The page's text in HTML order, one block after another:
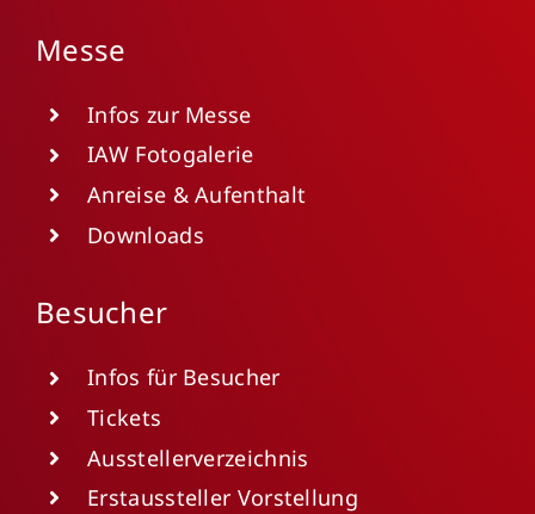
Messe
Infos zur Messe
IAW Fotogalerie
Anreise & Aufenthalt
Downloads
Besucher
Infos für Besucher
Tickets
Ausstellerverzeichnis
Erstaussteller Vorstellung